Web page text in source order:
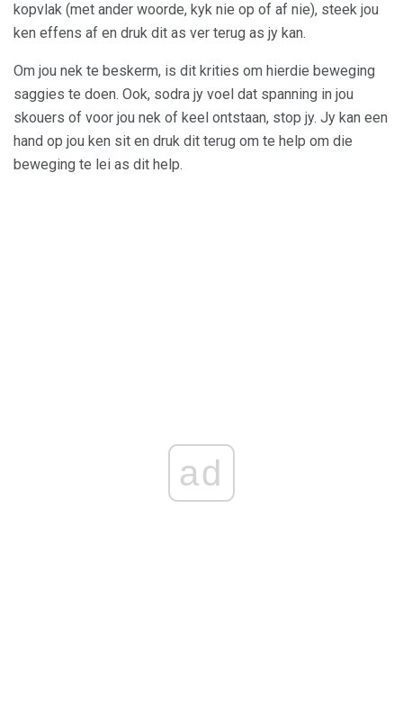
kopvlak (met ander woorde, kyk nie op of af nie), steek jou
ken effens af en druk dit as ver terug as jy kan.
Om jou nek te beskerm, is dit krities om hierdie beweging
saggies te doen. Ook, sodra jy voel dat spanning in jou
skouers of voor jou nek of keel ontstaan, stop jy. Jy kan een
hand op jou ken sit en druk dit terug om te help om die
beweging te lei as dit help.
ad